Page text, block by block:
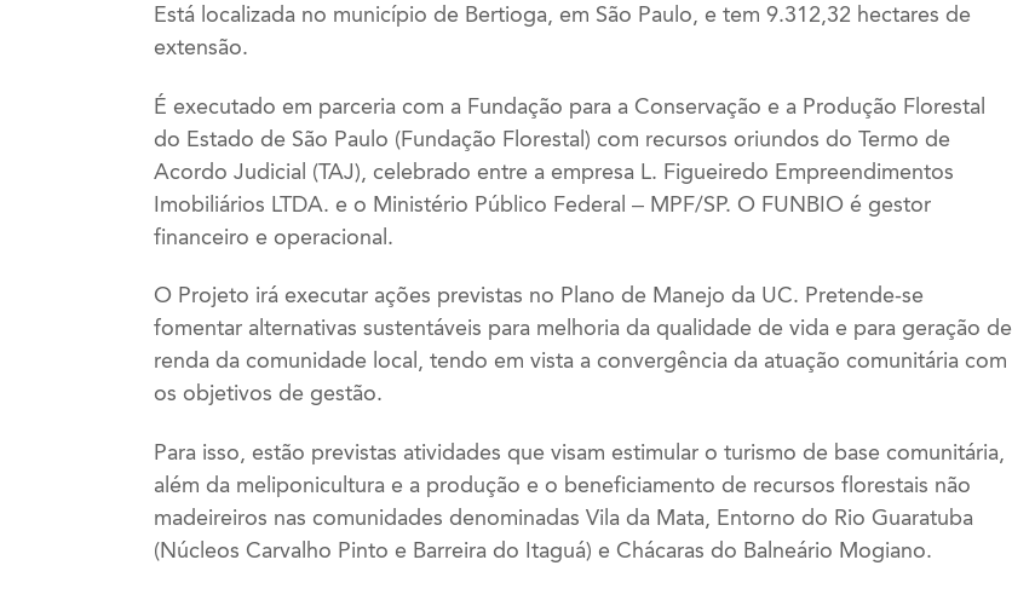
Está localizada no município de Bertioga, em São Paulo, e tem 9.312,32 hectares de
extensão.
É executado em parceria com a Fundação para a Conservação e a Produção Florestal
do Estado de São Paulo (Fundação Florestal) com recursos oriundos do Termo de
Acordo Judicial (TAJ), celebrado entre a empresa L. Figueiredo Empreendimentos
Imobiliários LTDA. e o Ministério Público Federal – MPF/SP. O FUNBIO é gestor
financeiro e operacional.
O Projeto irá executar ações previstas no Plano de Manejo da UC. Pretende-se
fomentar alternativas sustentáveis para melhoria da qualidade de vida e para geração de
renda da comunidade local, tendo em vista a convergência da atuação comunitária com
os objetivos de gestão.
Para isso, estão previstas atividades que visam estimular o turismo de base comunitária,
além da meliponicultura e a produção e o beneficiamento de recursos florestais não
madeireiros nas comunidades denominadas Vila da Mata, Entorno do Rio Guaratuba
(Núcleos Carvalho Pinto e Barreira do Itaguá) e Chácaras do Balneário Mogiano.